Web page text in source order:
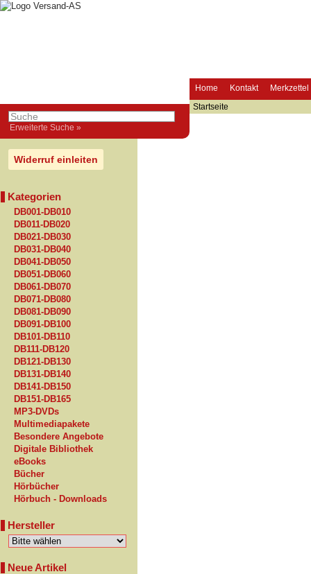
Home Kontakt Merkzettel
Erweiterte Suche »
Startseite
Widerruf einleiten
Kategorien
DB001-DB010
DB011-DB020
DB021-DB030
DB031-DB040
DB041-DB050
DB051-DB060
DB061-DB070
DB071-DB080
DB081-DB090
DB091-DB100
DB101-DB110
DB111-DB120
DB121-DB130
DB131-DB140
DB141-DB150
DB151-DB165
MP3-DVDs
Multimediapakete
Besondere Angebote
Digitale Bibliothek
eBooks
Bücher
Hörbücher
Hörbuch - Downloads
Hersteller
Neue Artikel